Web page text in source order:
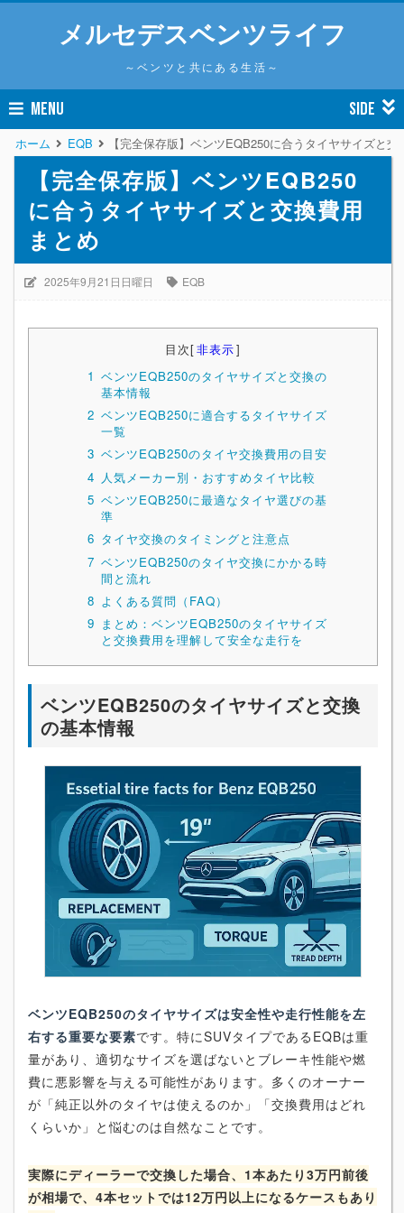
メルセデスベンツライフ
～ベンツと共にある生活～
MENU SIDE
ホーム EQB 【完全保存版】ベンツEQB250に合うタイヤサイズと
【完全保存版】ベンツEQB250
に合うタイヤサイズと交換費用
まとめ
2025年9月21日日曜日 EQB
目次[非表示]
1 ベンツEQB250のタイヤサイズと交換の
基本情報
2 ベンツEQB250に適合するタイヤサイズ
一覧
3 ベンツEQB250のタイヤ交換費用の目安
4 人気メーカー別・おすすめタイヤ比較
5 ベンツEQB250に最適なタイヤ選びの基
準
6 タイヤ交換のタイミングと注意点
7 ベンツEQB250のタイヤ交換にかかる時
間と流れ
8 よくある質問（FAQ）
9 まとめ：ベンツEQB250のタイヤサイズ
と交換費用を理解して安全な走行を
ベンツEQB250のタイヤサイズと交換
の基本情報
ベンツEQB250のタイヤサイズは安全性や走行性能を左
右する重要な要素です。特にSUVタイプであるEQBは重
量があり、適切なサイズを選ばないとブレーキ性能や燃
費に悪影響を与える可能性があります。多くのオーナー
が「純正以外のタイヤは使えるのか」「交換費用はどれ
くらいか」と悩むのは自然なことです。
実際にディーラーで交換した場合、1本あたり3万円前後
が相場で、4本セットでは12万円以上になるケースもあり